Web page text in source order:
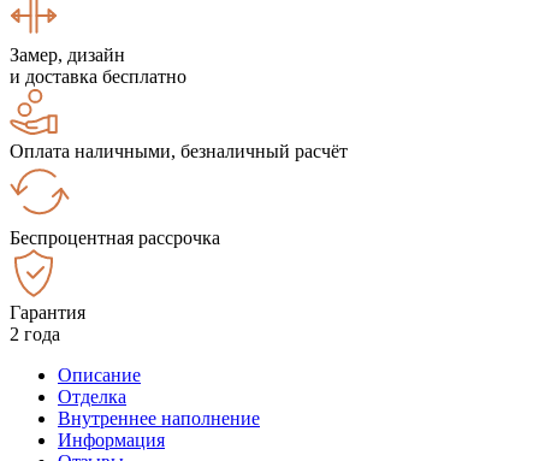
Замер, дизайн
и доставка бесплатно
Оплата наличными, безналичный расчёт
Беспроцентная рассрочка
Гарантия
2 года
Описание
Отделка
Внутреннее наполнение
Информация